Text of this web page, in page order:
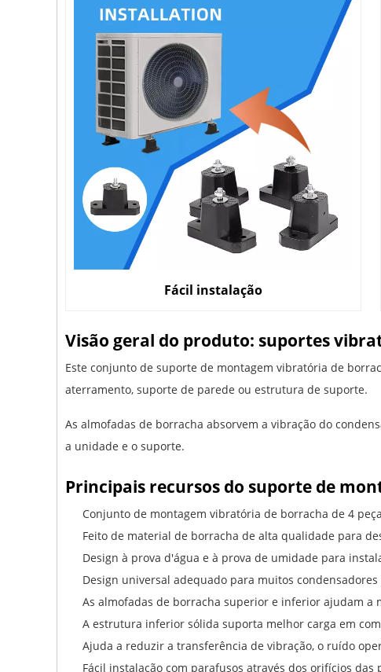
Fácil instalação
Visão geral do produto: suportes
Este conjunto de suporte de montagem vibratória de
aterramento, suporte de parede ou estrutura de suporte.
As almofadas de borracha absorvem a vibração do
a unidade e o suporte.
Principais recursos do suporte de
Conjunto de montagem vibratória de borracha de 4
Feito de material de borracha de alta qualidade para
Design à prova d'água e à prova de umidade para
Design universal adequado para muitos
As almofadas de borracha superior e inferior ajudam
A estrutura inferior sólida suporta melhor carga em
Ajuda a reduzir a transferência de vibração, o ruído
Fácil instalação com parafusos através dos orifícios das